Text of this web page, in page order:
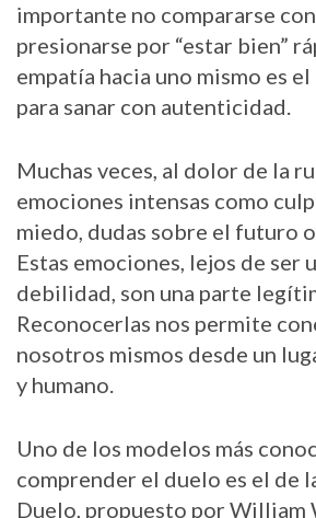
importante no compararse
presionarse por “estar bien”
empatía hacia uno mismo es
para sanar con autenticidad.
Muchas veces, al dolor de la
emociones intensas como
miedo, dudas sobre el futuro
Estas emociones, lejos de ser
debilidad, son una parte
Reconocerlas nos permite
nosotros mismos desde un
y humano.
Uno de los modelos más
comprender el duelo es el de
Duelo, propuesto por William